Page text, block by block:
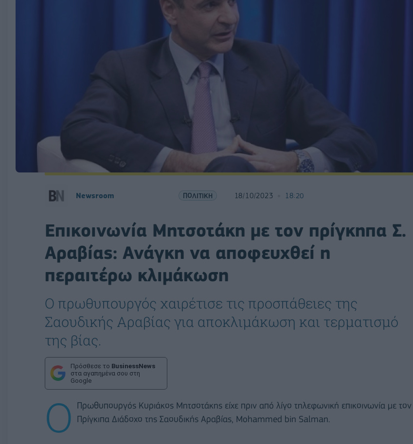
Newsroom ΠΟΛΙΤΙΚΗ 18/10/2023 18:20
Επικοινωνία Μητσοτάκη με τον πρίγκηπα Σ.
Αραβίας: Ανάγκη να αποφευχθεί η
περαιτέρω κλιμάκωση
Ο πρωθυπουργός χαιρέτισε τις προσπάθειες της
Σαουδικής Αραβίας για αποκλιμάκωση και τερματισμό
της βίας.
Πρόσθεσε το BusinessNews
στα αγαπημένα σου στη
Google
Ο
Πρωθυπουργός Κυριάκος Μητσοτάκης είχε πριν από λίγο τηλεφωνική επικοινωνία με τον
Πρίγκιπα Διάδοχο της Σαουδικής Αραβίας, Mohammed bin Salman.